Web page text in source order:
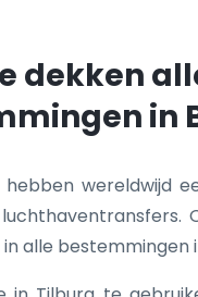
dekken
in
hebben wereldwijd
alle bestemmingen